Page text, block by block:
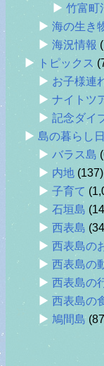
竹富町
海の生き
海況情報
トピックス
お子様連
ナイトツ
記念ダイ
島の暮らし
バラス島
内地 (137)
子育て
石垣島
西表島
西表島の
西表島の
西表島の
西表島の
鳩間島